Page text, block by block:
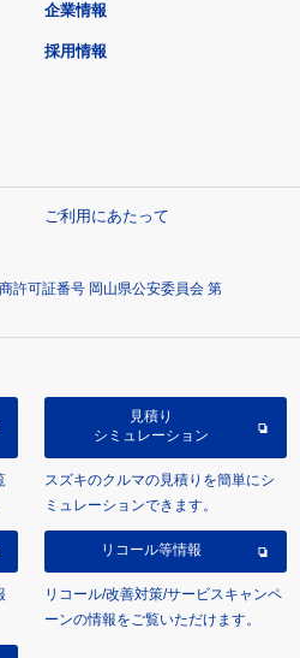
企業情報
採用情報
ご利用にあたって
許可証番号 岡山県公安委員会 第
見積り
シミュレーション
スズキのクルマの見積りを簡単にシ
ミュレーションできます。
リコール等情報
リコール/改善対策/サービスキャンペ
ーンの情報をご覧いただけます。